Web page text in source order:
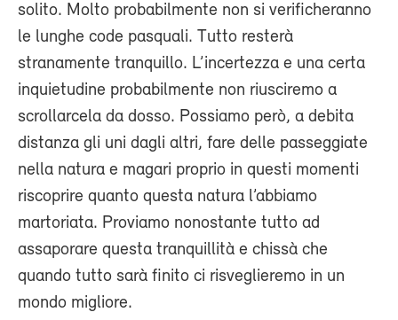
solito. Molto probabilmente non si verificheranno
le lunghe code pasquali. Tutto resterà
stranamente tranquillo. L’incertezza e una certa
inquietudine probabilmente non riusciremo a
scrollarcela da dosso. Possiamo però, a debita
distanza gli uni dagli altri, fare delle passeggiate
nella natura e magari proprio in questi momenti
riscoprire quanto questa natura l’abbiamo
martoriata. Proviamo nonostante tutto ad
assaporare questa tranquillità e chissà che
quando tutto sarà finito ci risveglieremo in un
mondo migliore.